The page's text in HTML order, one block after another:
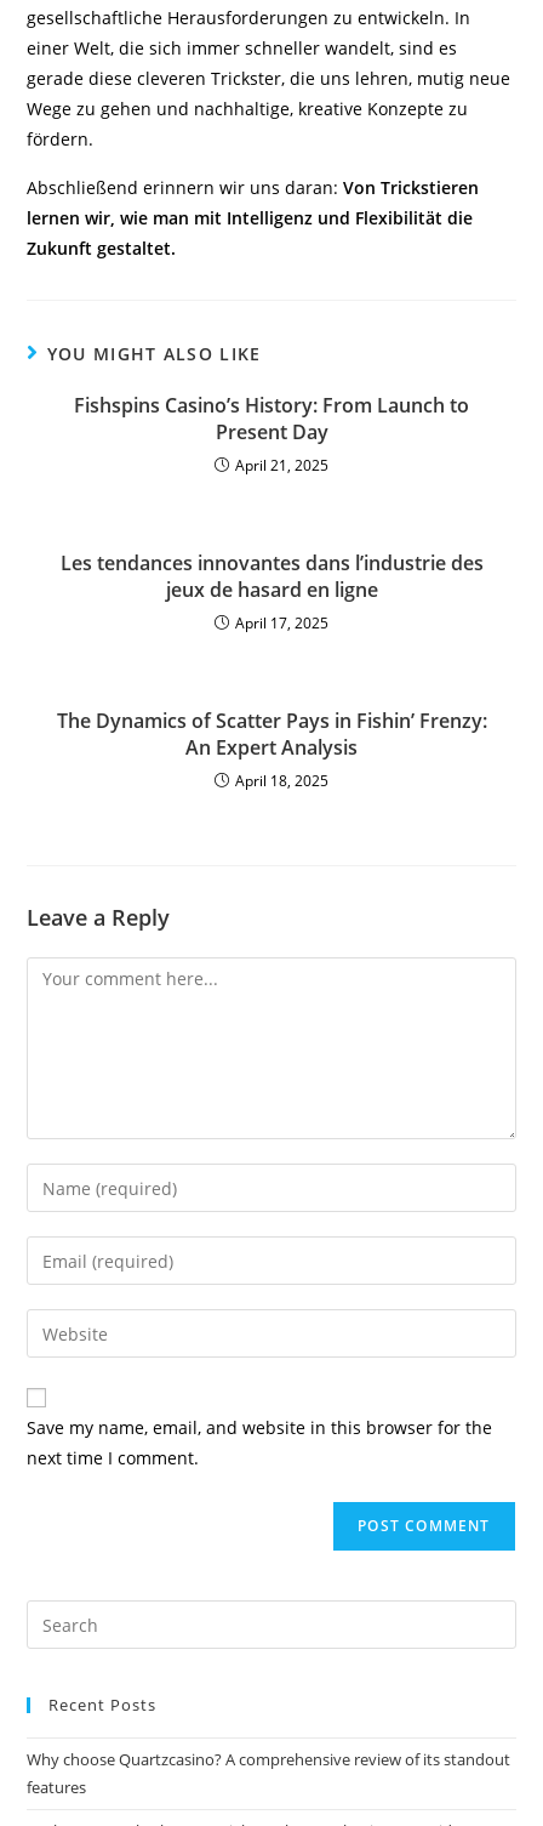
gesellschaftliche Herausforderungen zu entwickeln. In
einer Welt, die sich immer schneller wandelt, sind es
gerade diese cleveren Trickster, die uns lehren, mutig neue
Wege zu gehen und nachhaltige, kreative Konzepte zu
fördern.
Abschließend erinnern wir uns daran:Von Trickstieren
lernen wir, wie man mit Intelligenz und Flexibilität die
Zukunft gestaltet.
YOU MIGHT ALSO LIKE
Fishspins Casino’s History: From Launch to
Present Day
April 21, 2025
Les tendances innovantes dans l’industrie des
jeux de hasard en ligne
April 17, 2025
The Dynamics of Scatter Pays in Fishin’ Frenzy:
An Expert Analysis
April 18, 2025
Leave a Reply
Save my name, email, and website in this browser for the
next time I comment.
Recent Posts
Why choose Quartzcasino? A comprehensive review of its standout
features